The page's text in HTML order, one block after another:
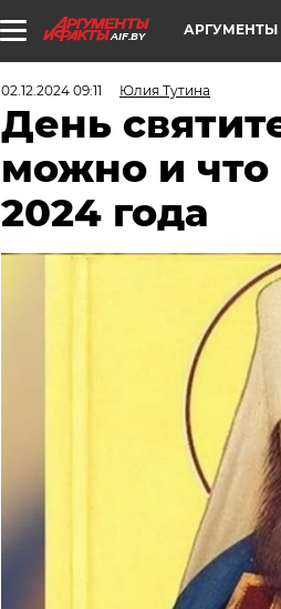
AIF.BY АРГУМЕНТЫ
02.12.2024 09:11 Юлия Тутина
День
можно и что
2024 года